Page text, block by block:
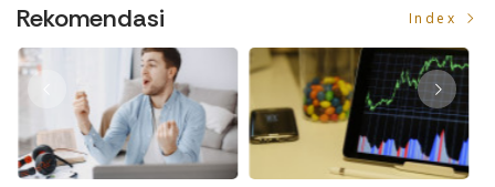
Rekomendasi Index